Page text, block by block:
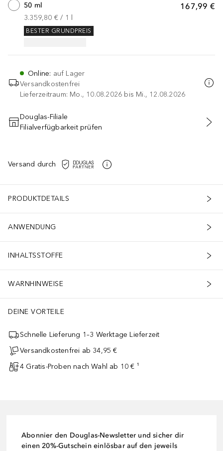
167,99 €
50 ml
3.359,80 € / 1
BESTER GRUNDPREIS
Online: auf Lager
Versandkostenfrei
Lieferzeitraum: Mo., 10.08.2026 bis Mi., 12.08.2026
IN DEN WARENKORB
Douglas-Filiale
Filialverfügbarkeit prüfen
Versand durch
PRODUKTDETAILS
ANWENDUNG
INHALTSSTOFFE
WARNHINWEISE
DEINE VORTEILE
Schnelle Lieferung 1–3 Werktage Lieferzeit
Versandkostenfrei ab 34,95 €
4 Gratis-Proben nach Wahl ab 10 € ¹
Abonnier den Douglas-Newsletter und sicher dir
einen 20%-Gutschein einlösbar auf den jeweils